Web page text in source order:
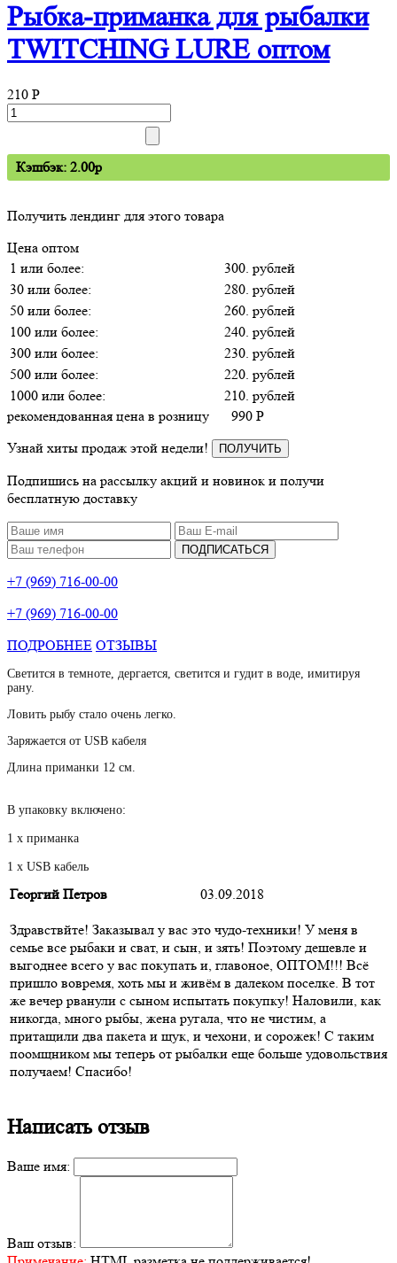
Рыбка-приманка для рыбалки
TWITCHING LURE оптом
210 P
Кэшбэк: 2.00p
Получить лендинг для этого товара
Цена оптом
1 или более:
300. рублей
30 или более:
280. рублей
50 или более:
260. рублей
100 или более:
240. рублей
300 или более:
230. рублей
500 или более:
220. рублей
1000 или более:
210. рублей
рекомендованная цена в розницу
990 P
Узнай хиты продаж этой недели!
ПОЛУЧИТЬ
Подпишись на рассылку акций и новинок и получи
бесплатную доставку
ПОДПИСАТЬСЯ
+7 (969) 716-00-00
+7 (969) 716-00-00
ПОДРОБНЕЕ ОТЗЫВЫ
Светится в темноте, дергается, светится и гудит в воде, имитируя
рану.
Ловить рыбу стало очень легко.
Заряжается от USB кабеля
Длина приманки 12 см.
В упаковку включено:
1 х приманка
1 х USB кабель
Георгий Петров 03.09.2018
Здравствйте! Заказывал у вас это чудо-техники! У меня в
семье все рыбаки и сват, и сын, и зять! Поэтому дешевле и
выгоднее всего у вас покупать и, главоное, ОПТОМ!!! Всё
пришло вовремя, хоть мы и живём в далеком поселке. В тот
же вечер рванули с сыном испытать покупку! Наловили, как
никогда, много рыбы, жена ругала, что не чистим, а
притащили два пакета и щук, и чехони, и сорожек! С таким
поомщником мы теперь от рыбалки еще больше удовольствия
получаем! Спасибо!
Написать отзыв
Ваше имя:
Ваш отзыв: